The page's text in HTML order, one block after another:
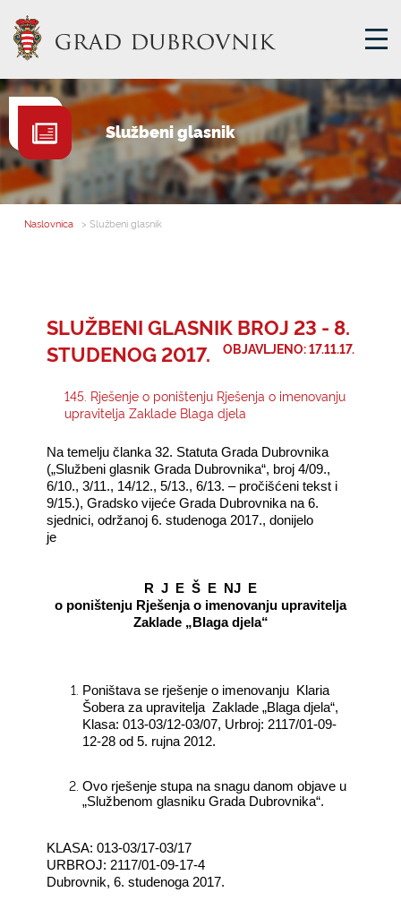
GRADSKA UPRAVA
GRADONAČELNIK
MJESNA SAMOUPRAVA
E-USLUGE
Službeni glasnik
Naslovnica > Službeni glasnik
SLUŽBENI GLASNIK BROJ 23 - 8.
STUDENOG 2017.
OBJAVLJENO: 17.11.17.
145. Rješenje o poništenju Rješenja o imenovanju
upravitelja Zaklade Blaga djela
Na temelju članka 32. Statuta Grada Dubrovnika
(„Službeni glasnik Grada Dubrovnika“, broj 4/09.,
6/10., 3/11., 14/12., 5/13., 6/13. – pročišćeni tekst i
9/15.), Gradsko vijeće Grada Dubrovnika na 6.
sjednici, održanoj 6. studenoga 2017., donijelo
R J E Š E NJ E
o poništenju Rješenja o imenovanju upravitelja
Zaklade „Blaga djela“
Poništava se rješenje o imenovanju Klaria
Šobera za upravitelja Zaklade „Blaga djela“,
Klasa: 013-03/12-03/07, Urbroj: 2117/01-09-
12-28 od 5. rujna 2012.
Ovo rješenje stupa na snagu danom objave u
„Službenom glasniku Grada Dubrovnika“.
KLASA: 013-03/17-03/17
URBROJ: 2117/01-09-17-4
Dubrovnik, 6. studenoga 2017.